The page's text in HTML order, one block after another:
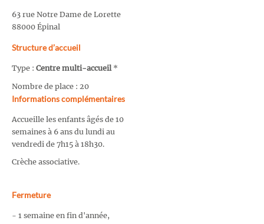
63 rue Notre Dame de Lorette
88000 Épinal
Structure d’accueil
Type : Centre multi-accueil*
Nombre de place : 20
Informations complémentaires
Accueille les enfants âgés de 10
semaines à 6 ans du lundi au
vendredi de 7h15 à 18h30.
Crèche associative.
Fermeture
- 1 semaine en fin d'année,